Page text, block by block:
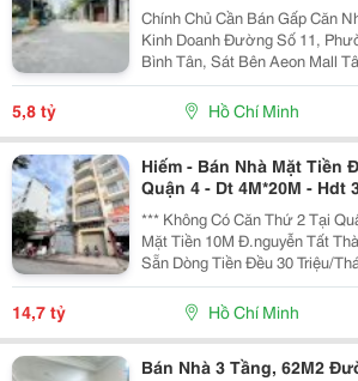
Chính Chủ Cần Bán Gấp Căn
Kinh Doanh Đường Số 11,
Bình Tân, Sát Bên Aeon Mall
Uất, Buôn Bán Nhộn Nhịp, Tiện
Tấn, Quốc Lộ 1A. - Thông Số
5,8 tỷ Hồ Chí Minh
Hiếm - Bán Nhà Mặt Tiền
Quận 4 - Dt 4M*20M - Hdt
Tương Lai Giá Trị Cảng
Phát Triển
*** Không Có Căn Thứ 2 Tại
Mặt Tiền 10M Đ.nguyễn Tất
Sẵn Dòng Tiền Đều 30 Triệu/
- Kết Cấu: 4 Tầng. - Đang Cho
30Tr/Th. - Vị Trí Siêu Hiếm Bán
14,7 tỷ Hồ Chí Minh
Bán Nhà 3 Tầng, 62M2